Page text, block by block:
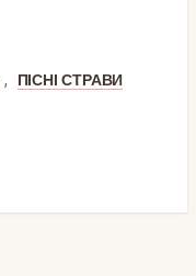
,
ПІСНІ СТРАВИ